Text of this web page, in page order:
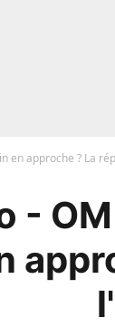
en approche ? La
-